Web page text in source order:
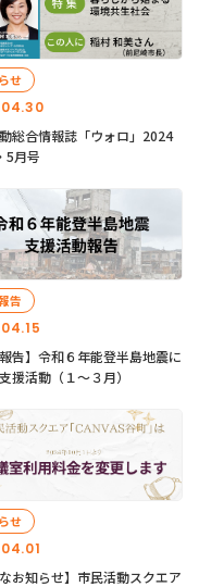
せ
総合情報誌「ウォロ」2024
5月号
告
報告】令和６年能登半島地震に
援活動（１〜３月）
せ
なお知らせ】市民活動スクエア